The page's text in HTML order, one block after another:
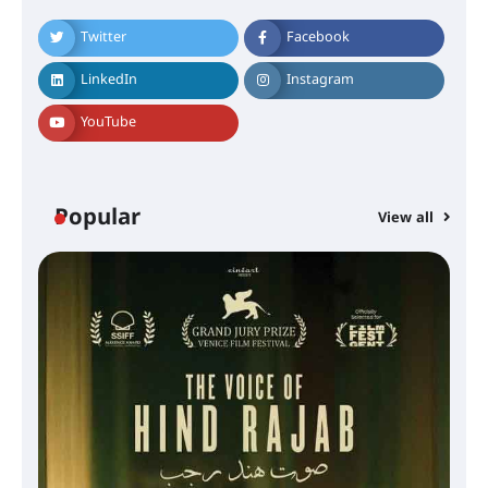
Twitter Facebook
LinkedIn Instagram
YouTube
Popular View all
സെന്റ് ജോസഫ്സ് കോളജ്
കോമേഴ്‌സ് അസോസിയേഷന്
തുടക്കമായി